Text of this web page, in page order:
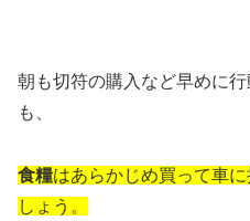
朝も切符の購入など早めに
も、
食糧はあらかじめ買って車
しょう。